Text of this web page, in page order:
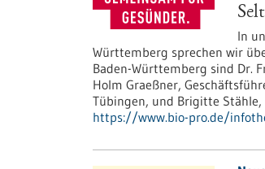
In
Württemberg sprechen wir
Baden-Württemberg sind Dr.
Holm Graeßner,
Tübingen, und Brigitte
https://www.bio-pro.de/